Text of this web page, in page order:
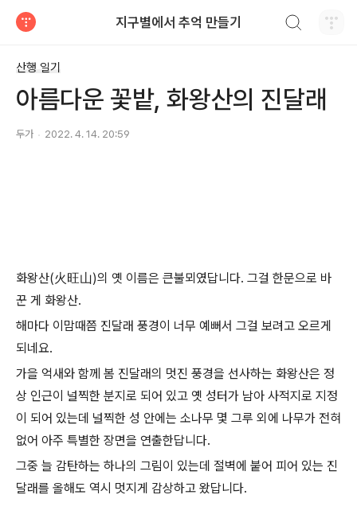
지구별에서 추억 만들기
산행 일기
아름다운 꽃밭, 화왕산의 진달래
두가 2022. 4. 14. 20:59
화왕산(火旺山)의 옛 이름은 큰불뫼였답니다. 그걸 한문으로 바
꾼 게 화왕산.
해마다 이맘때쯤 진달래 풍경이 너무 예뻐서 그걸 보려고 오르게
되네요.
가을 억새와 함께 봄 진달래의 멋진 풍경을 선사하는 화왕산은 정
상 인근이 널찍한 분지로 되어 있고 옛 성터가 남아 사적지로 지정
이 되어 있는데 널찍한 성 안에는 소나무 몇 그루 외에 나무가 전혀
없어 아주 특별한 장면을 연출한답니다.
그중 늘 감탄하는 하나의 그림이 있는데 절벽에 붙어 피어 있는 진
달래를 올해도 역시 멋지게 감상하고 왔답니다.